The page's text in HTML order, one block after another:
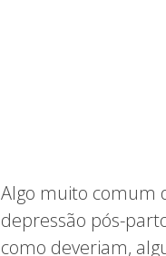
Algo muito comum
depressão pós-
como deveriam,